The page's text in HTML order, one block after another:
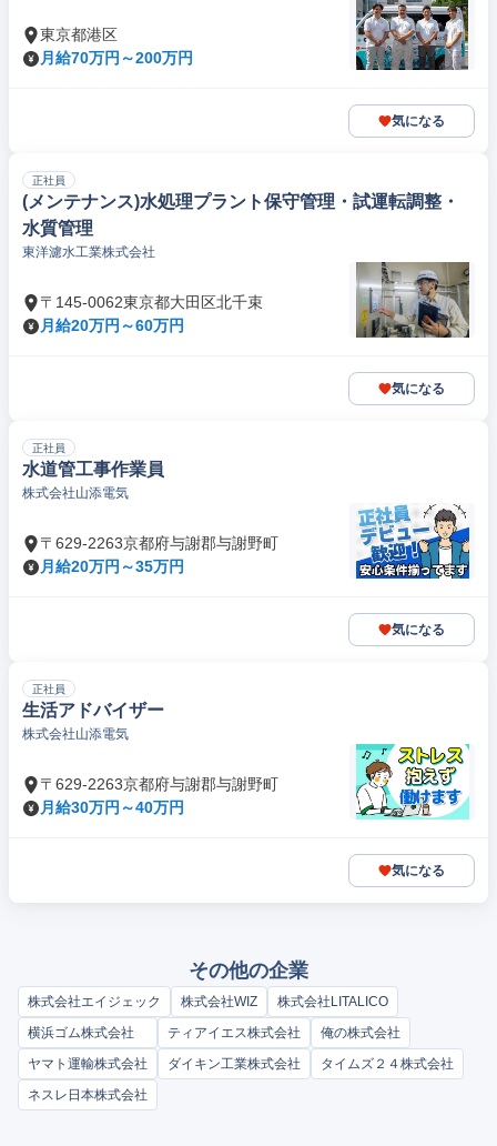
東京都港区
月給70万円～200万円
気になる
正社員
(メンテナンス)水処理プラント保守管理・試運転調整・
水質管理
東洋濾水工業株式会社
〒145-0062東京都大田区北千束
月給20万円～60万円
気になる
正社員
水道管工事作業員
株式会社山添電気
〒629-2263京都府与謝郡与謝野町
月給20万円～35万円
気になる
正社員
生活アドバイザー
株式会社山添電気
〒629-2263京都府与謝郡与謝野町
月給30万円～40万円
気になる
その他の企業
株式会社エイジェック 株式会社WIZ
株式会社LITALICO
横浜ゴム株式会社
ティアイエス株式会社
俺の株式会社
ヤマト運輸株式会社
ダイキン工業株式会社
タイムズ２４株式会社
ネスレ日本株式会社